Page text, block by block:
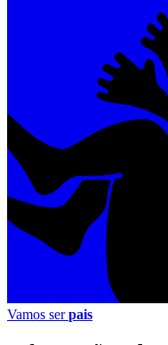
Vamos serpais